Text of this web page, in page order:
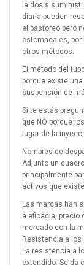
la dosis
diaria pueden
el pastoreo pero
estomacales,
otros métodos.
El método del
porque existe
suspensión de
Si te estás
que NO porque
lugar de la
Nombres de
Adjunto un
principalmente
activos que
Las marcas han
a eficacia, precio
mercado con la
Resistencia a
La resistencia a
extendido. Se da